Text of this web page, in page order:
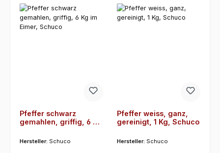
Pfeffer schwarz
gemahlen, griffig, 6 Kg
Hersteller: Schuco
Pfeffer weiss, ganz,
gereinigt, 1 Kg, Schuco
Hersteller: Schuco